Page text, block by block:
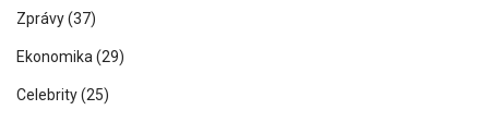
Zprávy(37)
Ekonomika (29)
Celebrity(25)